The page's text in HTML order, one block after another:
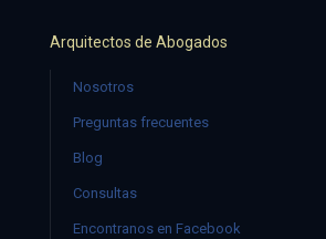
Arquitectos de Abogados
Nosotros
Preguntas frecuentes
Blog
Consultas
Encontranos en Facebook